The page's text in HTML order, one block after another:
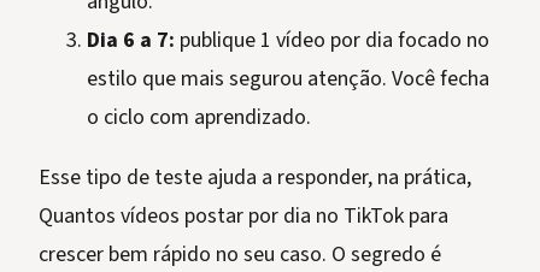
Dia 6 a 7: publique 1 vídeo por dia focado no
estilo que mais segurou atenção. Você fecha
o ciclo com aprendizado.
Esse tipo de teste ajuda a responder, na prática,
Quantos vídeos postar por dia no TikTok para
crescer bem rápido no seu caso. O segredo é